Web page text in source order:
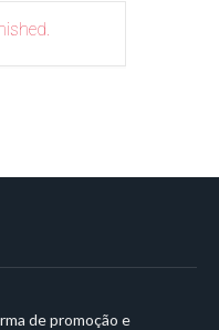
de promoção e